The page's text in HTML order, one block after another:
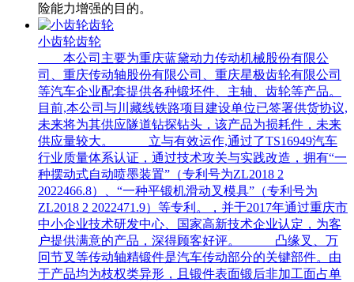
险能力增强的目的。
小齿轮齿轮
本公司主要为重庆蓝黛动力传动机械股份有限公
司、重庆传动轴股份有限公司、重庆星极齿轮有限公司
等汽车企业配套提供各种锻坯件、主轴、齿轮等产品。
目前,本公司与川藏线铁路项目建设单位已签署供货协议,
未来将为其供应隧道钻探钻头，该产品为损耗件，未来
供应量较大。 立与有效运作,通过了TS16949汽车
行业质量体系认证，通过技术攻关与实践改造，拥有“一
种摆动式自动喷墨装置”（专利号为ZL2018 2
2022466.8）、“一种平锻机滑动叉模具”（专利号为
ZL2018 2 2022471.9）等专利。，并于2017年通过重庆市
中小企业技术研发中心、国家高新技术企业认定，为客
户提供满意的产品，深得顾客好评。 凸缘叉、万
冋节叉等传动轴精锻件是汽车传动部分的关键部件。由
于产品均为枝权类异形，且锻件表面锻后非加工面占单